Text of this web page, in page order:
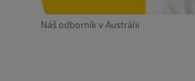
Náš odborník v Austrálii